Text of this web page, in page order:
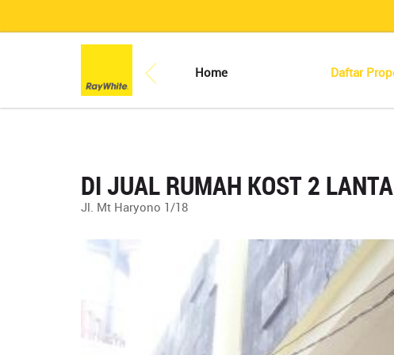
Home Daftar
DI JUAL RUMAH KOST 2
Jl. Mt Haryono 1/18